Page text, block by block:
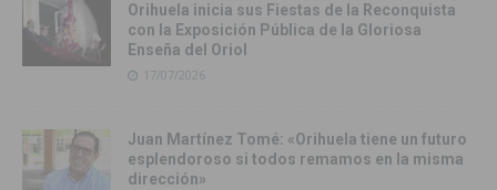
Orihuela inicia sus Fiestas de la Reconquista
con la Exposición Pública de la Gloriosa
Enseña del Oriol
17/07/2026
Juan Martínez Tomé: «Orihuela tiene un futuro
esplendoroso si todos remamos en la misma
dirección»